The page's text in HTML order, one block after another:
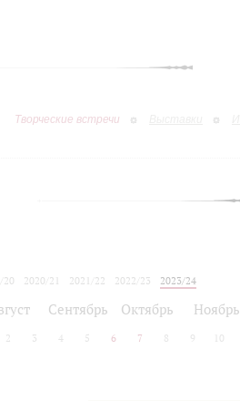
Творческие встречи
20 2020/21 2021/22 2022/23
2023/24
Сентябрь Октябрь Ноябрь
2 3 4 5 6 7 8 9 10